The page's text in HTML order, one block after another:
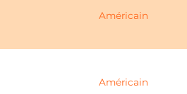
Américain
Américain